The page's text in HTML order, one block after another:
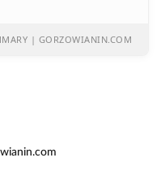
| GORZOWIANIN.COM